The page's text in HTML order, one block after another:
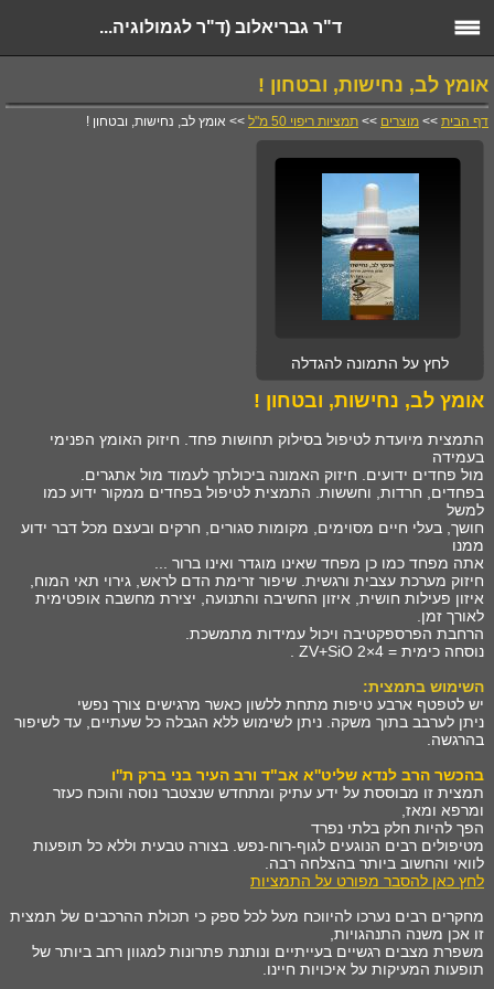
ד"ר גבריאלוב (ד"ר לגמולוגיה...
אומץ לב, נחישות, ובטחון !
דף הבית >> מוצרים >> תמציות ריפוי 50 מ"ל >> אומץ לב, נחישות, ובטחון !
לחץ על התמונה להגדלה
אומץ לב, נחישות, ובטחון !
התמצית מיועדת לטיפול בסילוק תחושות פחד. חיזוק האומץ הפנימי
בעמידה
מול פחדים ידועים. חיזוק האמונה ביכולתך לעמוד מול אתגרים.
בפחדים, חרדות, וחששות. התמצית לטיפול בפחדים ממקור ידוע כמו
למשל
חושך, בעלי חיים מסוימים, מקומות סגורים, חרקים ובעצם מכל דבר ידוע
ממנו
אתה מפחד כמו כן מפחד שאינו מוגדר ואינו ברור ...
חיזוק מערכת עצבית ורגשית. שיפור זרימת הדם לראש, גירוי תאי המוח,
איזון פעילות חושית, איזון החשיבה והתנועה, יצירת מחשבה אופטימית
לאורך זמן.
הרחבת הפרספקטיבה ויכול עמידות מתמשכת.
נוסחה כימית = ZV+SiO 2×4 .
השימוש בתמצית:
יש לטפטף ארבע טיפות מתחת ללשון כאשר מרגישים צורך נפשי
ניתן לערבב בתוך משקה. ניתן לשימוש ללא הגבלה כל שעתיים, עד לשיפור
בהרגשה.
בהכשר הרב לנדא שליט''א אב"ד ורב העיר בני ברק ת''ו
תמצית זו מבוססת על ידע עתיק ומתחדש שנצטבר נוסה והוכח כעזר
ומרפא ומאז,
הפך להיות חלק בלתי נפרד
מטיפולים רבים הנוגעים לגוף-רוח-נפש. בצורה טבעית וללא כל תופעות
לוואי והחשוב ביותר בהצלחה רבה.
לחץ כאן להסבר מפורט על התמציות
מחקרים רבים נערכו להיווכח מעל לכל ספק כי תכולת ההרכבים של תמצית
זו אכן משנה התנהגויות,
משפרת מצבים רגשיים בעייתיים ונותנת פתרונות למגוון רחב ביותר של
תופעות המעיקות על איכויות חיינו.